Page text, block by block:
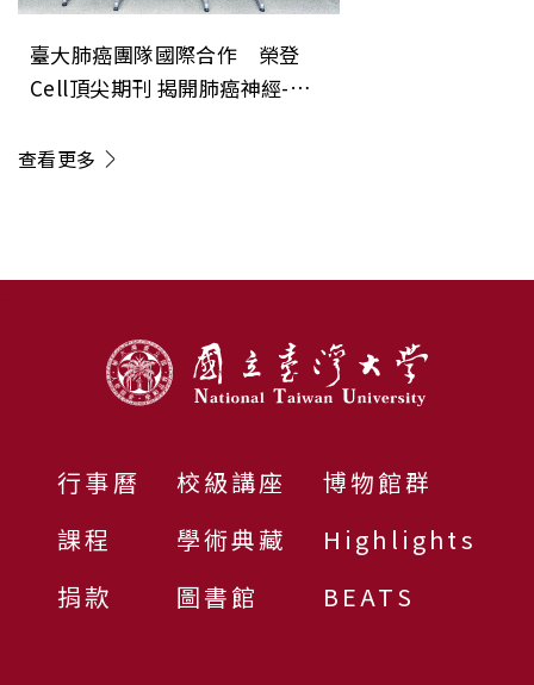
臺大肺癌團隊國際合作 榮登
Cell頂尖期刊 揭開肺癌神經-免
電」新方向
查看更多
行事曆
課程
捐款
校級講座
學術典藏
圖書館
博物館群
Highlights
BEATS